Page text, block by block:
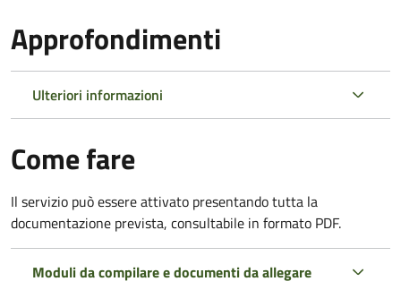
Approfondimenti
Ulteriori informazioni
Come fare
Il servizio può essere attivato presentando tutta la
documentazione prevista, consultabile in formato PDF.
Moduli da compilare e documenti da allegare